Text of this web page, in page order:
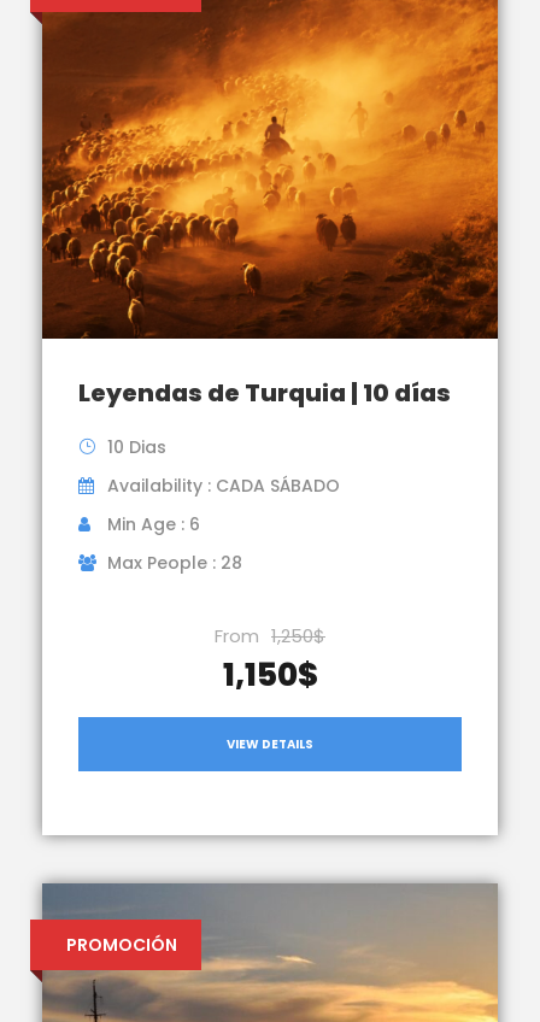
Leyendas de Turquia | 10 días
10 Dias
Availability : CADA SÁBADO
Min Age : 6
Max People : 28
From 1,250$
1,150$
VIEW DETAILS
PROMOCIÓN